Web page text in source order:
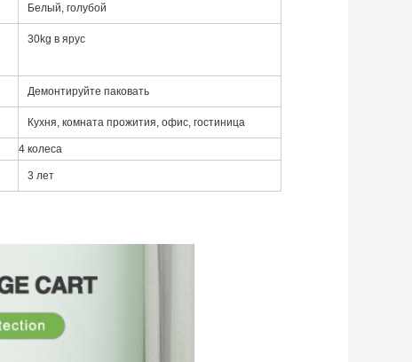
Белый, голубой
30kg в ярус
Демонтируйте паковать
Кухня, комната прожития, офис, гостиница
4 колеса
3 лет